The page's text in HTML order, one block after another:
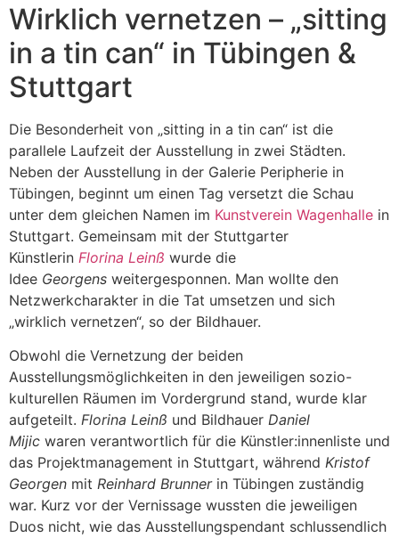
Wirklich vernetzen – „sitting
in a tin can“ in Tübingen &
Stuttgart
Die Besonderheit von „sitting in a tin can“ ist die
parallele Laufzeit der Ausstellung in zwei Städten.
Neben der Ausstellung in der Galerie Peripherie in
Tübingen, beginnt um einen Tag versetzt die Schau
unter dem gleichen Namen im Kunstverein Wagenhalle in
Stuttgart. Gemeinsam mit der Stuttgarter
Künstlerin Florina Leinß wurde die
Idee Georgens weitergesponnen. Man wollte den
Netzwerkcharakter in die Tat umsetzen und sich
„wirklich vernetzen“, so der Bildhauer.
Obwohl die Vernetzung der beiden
Ausstellungsmöglichkeiten in den jeweiligen sozio-
kulturellen Räumen im Vordergrund stand, wurde klar
aufgeteilt. Florina Leinß und Bildhauer Daniel
Mijic waren verantwortlich für die Künstler:innenliste und
das Projektmanagement in Stuttgart, während Kristof
Georgen mit Reinhard Brunner in Tübingen zuständig
war. Kurz vor der Vernissage wussten die jeweiligen
Duos nicht, wie das Ausstellungspendant schlussendlich